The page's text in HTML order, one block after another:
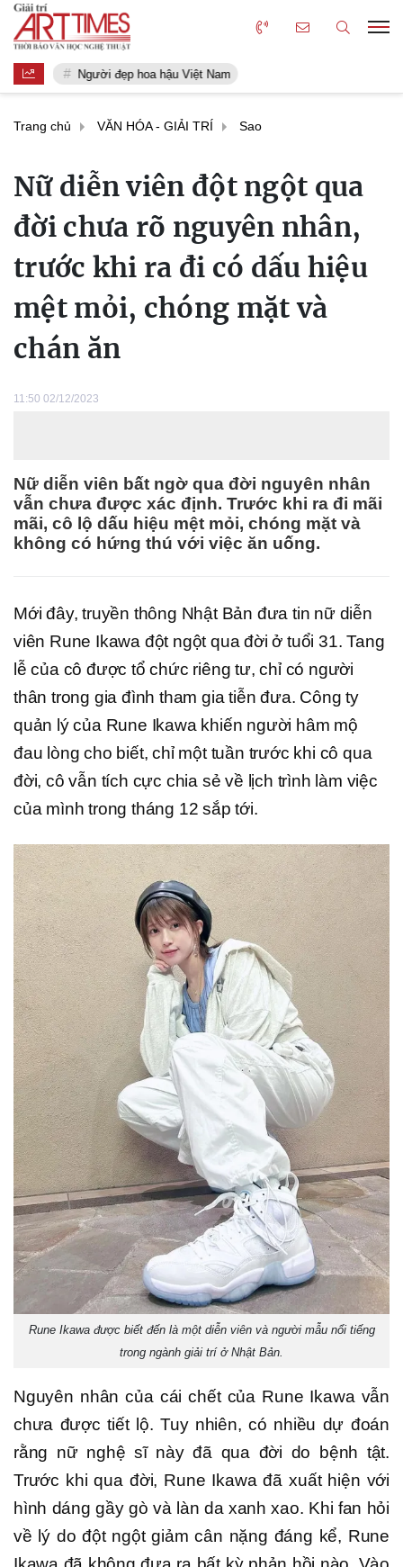
Người đẹp hoa hậu Việt Nam
Trang chủ VĂN HÓA - GIẢI TRÍ Sao
Nữ diễn viên đột ngột qua
đời chưa rõ nguyên nhân,
trước khi ra đi có dấu hiệu
mệt mỏi, chóng mặt và
chán ăn
11:50 02/12/2023
Nữ diễn viên bất ngờ qua đời nguyên nhân
vẫn chưa được xác định. Trước khi ra đi mãi
mãi, cô lộ dấu hiệu mệt mỏi, chóng mặt và
không có hứng thú với việc ăn uống.
Mới đây, truyền thông Nhật Bản đưa tin nữ diễn
viên Rune Ikawa đột ngột qua đời ở tuổi 31. Tang
lễ của cô được tổ chức riêng tư, chỉ có người
thân trong gia đình tham gia tiễn đưa. Công ty
quản lý của Rune Ikawa khiến người hâm mộ
đau lòng cho biết, chỉ một tuần trước khi cô qua
đời, cô vẫn tích cực chia sẻ về lịch trình làm việc
của mình trong tháng 12 sắp tới.
Rune Ikawa được biết đến là một diễn viên và người mẫu nổi tiếng
trong ngành giải trí ở Nhật Bản.
Nguyên nhân của cái chết của Rune Ikawa vẫn
chưa được tiết lộ. Tuy nhiên, có nhiều dự đoán
rằng nữ nghệ sĩ này đã qua đời do bệnh tật.
Trước khi qua đời, Rune Ikawa đã xuất hiện với
hình dáng gầy gò và làn da xanh xao. Khi fan hỏi
về lý do đột ngột giảm cân nặng đáng kể, Rune